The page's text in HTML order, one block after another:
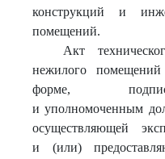
конструкций и
помещений.
Акт
нежилого помещений
форме,
и уполномоченным
осуществляющей
и (или)